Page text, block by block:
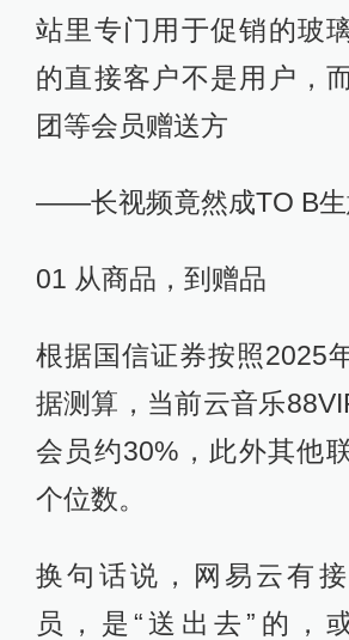
站里专门用于促销的玻
的直接客户不是用户，
团等会员赠送方
——长视频竟然成TO B生
01 从商品，到赠品
根据国信证券按照2025
据测算，当前云音乐
会员约30%，此外其他
个位数。
换句话说，网易云有
员，是“送出去”的，